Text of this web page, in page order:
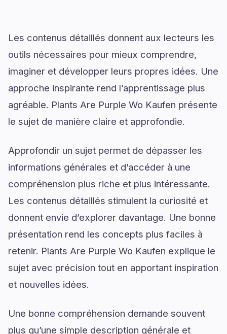
Les contenus détaillés donnent aux lecteurs les
outils nécessaires pour mieux comprendre,
imaginer et développer leurs propres idées. Une
approche inspirante rend l’apprentissage plus
agréable. Plants Are Purple Wo Kaufen présente
le sujet de manière claire et approfondie.
Approfondir un sujet permet de dépasser les
informations générales et d’accéder à une
compréhension plus riche et plus intéressante.
Les contenus détaillés stimulent la curiosité et
donnent envie d’explorer davantage. Une bonne
présentation rend les concepts plus faciles à
retenir. Plants Are Purple Wo Kaufen explique le
sujet avec précision tout en apportant inspiration
et nouvelles idées.
Une bonne compréhension demande souvent
plus qu’une simple description générale et